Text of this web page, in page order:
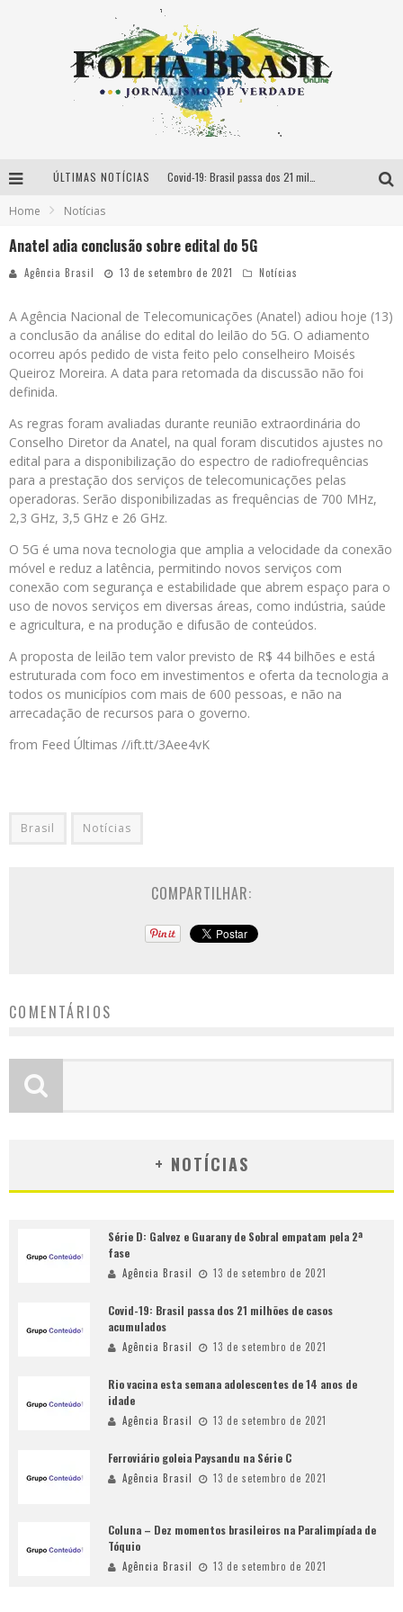
ÚLTIMAS NOTÍCIAS
Home Notícias
Anatel adia conclusão sobre edital do 5G
Agência Brasil 13 de setembro de 2021 Notícias
A Agência Nacional de Telecomunicações (Anatel) adiou hoje (13)
a conclusão da análise do edital do leilão do 5G. O adiamento
ocorreu após pedido de vista feito pelo conselheiro Moisés
Queiroz Moreira. A data para retomada da discussão não foi
definida.
As regras foram avaliadas durante reunião extraordinária do
Conselho Diretor da Anatel, na qual foram discutidos ajustes no
edital para a disponibilização do espectro de radiofrequências
para a prestação dos serviços de telecomunicações pelas
operadoras. Serão disponibilizadas as frequências de 700 MHz,
2,3 GHz, 3,5 GHz e 26 GHz.
O 5G é uma nova tecnologia que amplia a velocidade da conexão
móvel e reduz a latência, permitindo novos serviços com
conexão com segurança e estabilidade que abrem espaço para o
uso de novos serviços em diversas áreas, como indústria, saúde
e agricultura, e na produção e difusão de conteúdos.
A proposta de leilão tem valor previsto de R$ 44 bilhões e está
estruturada com foco em investimentos e oferta da tecnologia a
todos os municípios com mais de 600 pessoas, e não na
arrecadação de recursos para o governo.
from Feed Últimas //ift.tt/3Aee4vK
Brasil Notícias
COMPARTILHAR:
COMENTÁRIOS
+ NOTÍCIAS
Série D: Galvez e Guarany de Sobral empatam pela 2ª
fase
Agência Brasil 13 de setembro de 2021
Covid-19: Brasil passa dos 21 milhões de casos
acumulados
Agência Brasil 13 de setembro de 2021
Rio vacina esta semana adolescentes de 14 anos de
idade
Agência Brasil 13 de setembro de 2021
Ferroviário goleia Paysandu na Série C
Agência Brasil 13 de setembro de 2021
Coluna – Dez momentos brasileiros na Paralimpíada de
Tóquio
Agência Brasil 13 de setembro de 2021